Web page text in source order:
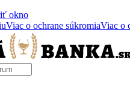
okno
Viac o ochrane súkromiaViac o